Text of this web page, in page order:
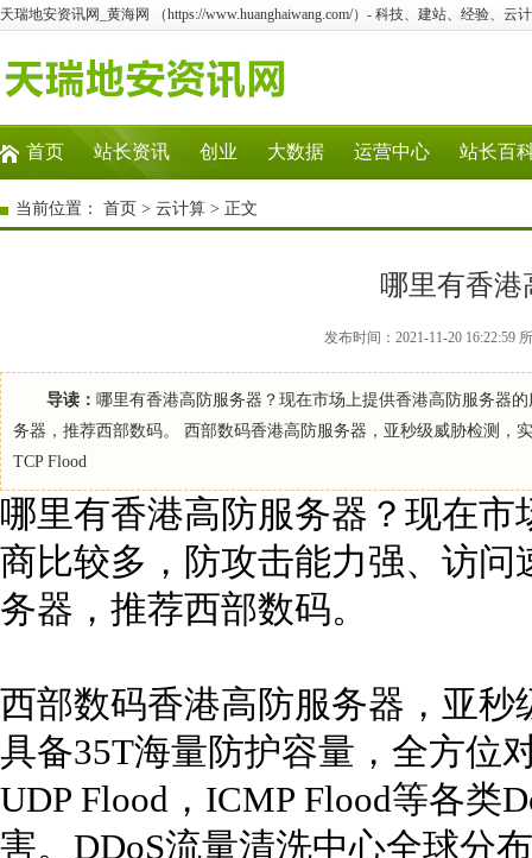
天瑞地安资讯网_黄海网 （https://www.huanghaiwang.com/）- 科技、建站、经验、云
首页 站长资讯 创业 大数据 运营中心 站长百
当前位置： 首页 > 云计算 > 正文
哪里有香港
发布时间：2021-11-20 16:22:59
导读： 哪里有香港高防服务器？现在市场上提供香港高防服务器
务器，推荐西部数码。 西部数码香港高防服务器，亚秒级威胁检测，
TCP Flood
哪里有香港高防服务器？现在
商比较多，防攻击能力强、访
务器，推荐西部数码。
西部数码香港高防服务器，亚
具备35T海量防护容量，全方位
UDP Flood，ICMP Flood等各类
害。DDoS流量清洗中心全球分